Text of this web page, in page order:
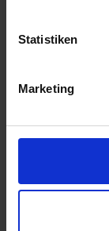
Statistiken
Marketing
Basel /
Markt- und
Bad).
Ausflüge können
185,- pro Person
weitere Ausflüge
Bike Tour kann